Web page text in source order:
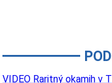
VIDEO Raritný okamih v